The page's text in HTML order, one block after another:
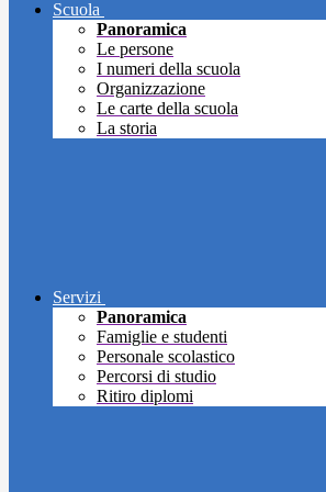
Scuola
Panoramica
Le persone
I numeri della scuola
Organizzazione
Le carte della scuola
La storia
Servizi
Panoramica
Famiglie e studenti
Personale scolastico
Percorsi di studio
Ritiro diplomi